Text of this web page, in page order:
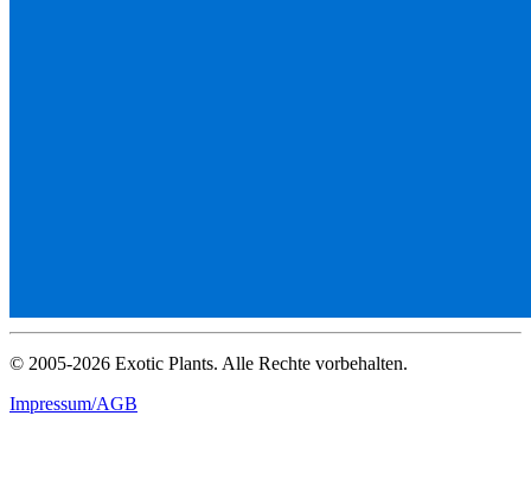
© 2005-2026 Exotic Plants. Alle Rechte vorbehalten.
Impressum/AGB